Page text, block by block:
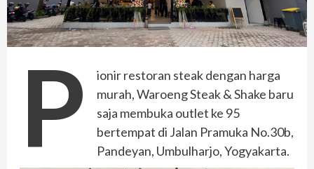
P
ionir restoran steak dengan harga
murah, Waroeng Steak & Shake baru
saja membuka outlet ke 95
bertempat di Jalan Pramuka No.30b,
Pandeyan, Umbulharjo, Yogyakarta.